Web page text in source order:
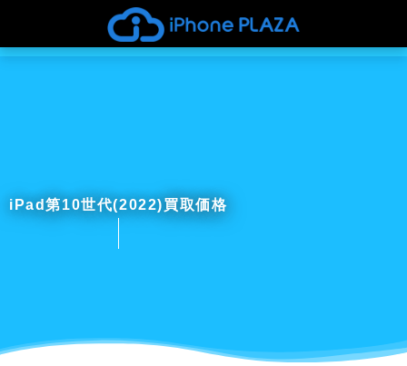
iPad第10世代(2022)買取価格